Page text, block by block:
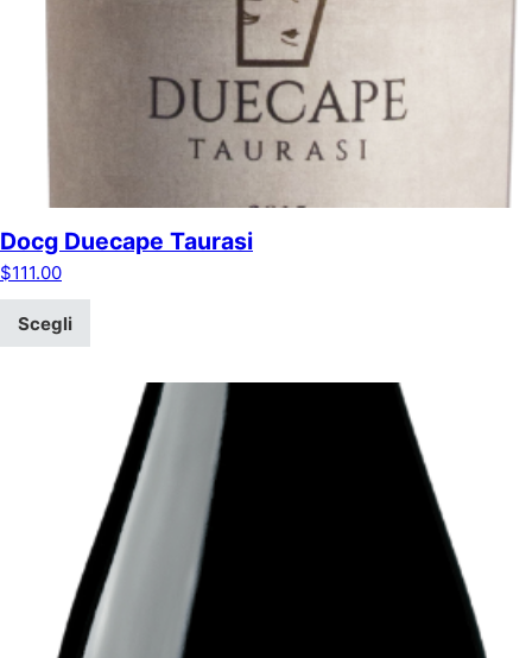
Docg Duecape Taurasi
$111.00
Scegli
Questo prodotto ha più varianti. Le opzioni possono essere